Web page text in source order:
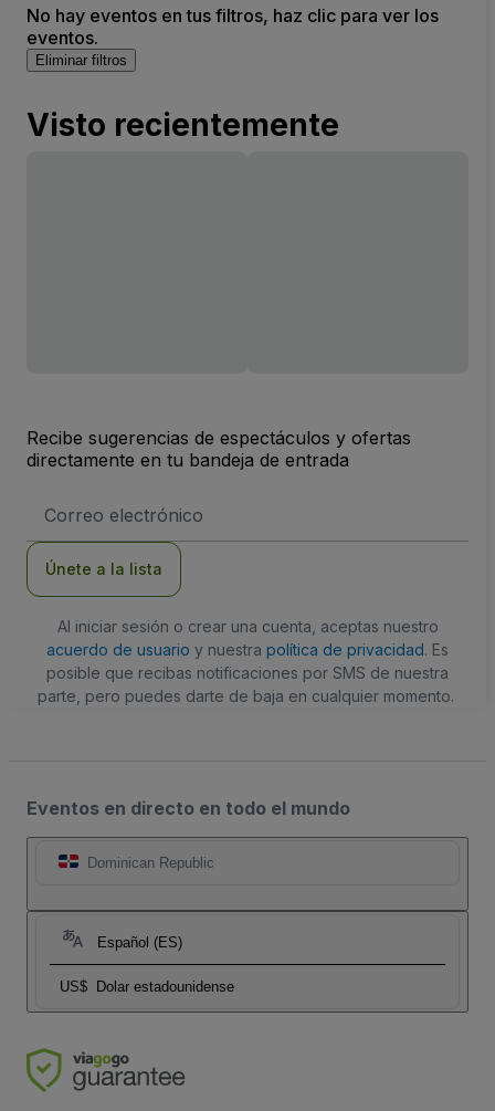
No hay eventos en tus filtros, haz clic para ver los
eventos.
Eliminar filtros
Visto recientemente
Recibe sugerencias de espectáculos y ofertas
directamente en tu bandeja de entrada
de
Únete a la lista
Al iniciar sesión o crear una cuenta, aceptas nuestro
acuerdo de usuario y nuestra política de privacidad. Es
posible que recibas notificaciones por SMS de nuestra
parte, pero puedes darte de baja en cualquier momento.
Eventos en directo en todo el mundo
Dominican Republic
Español (ES)
US$ Dolar estadounidense